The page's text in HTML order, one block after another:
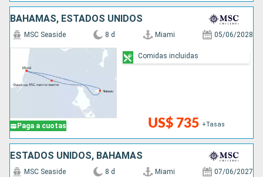
BAHAMAS, ESTADOS UNIDOS
Paga a cuotas
MSC Seaside 8 d Miami 05/06/2028
US$ 735 +Tasas
Comidas incluidas
ESTADOS UNIDOS, BAHAMAS
MSC Seaside 8 d Miami 07/06/2027